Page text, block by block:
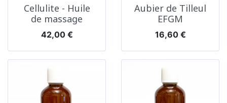
Cellulite - Huile
de massage
Prix
42,00 €
Aubier de Tilleul
EFGM
Prix
16,60 €